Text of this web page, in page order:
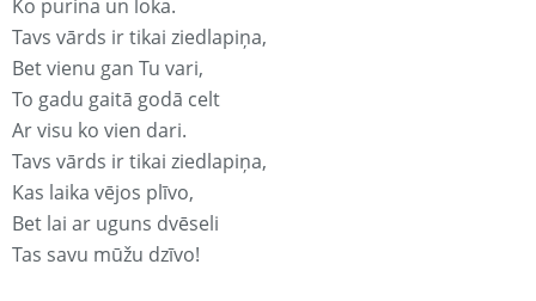
Ko purina un loka.
Tavs vārds ir tikai ziedlapiņa,
Bet vienu gan Tu vari,
To gadu gaitā godā celt
Ar visu ko vien dari.
Tavs vārds ir tikai ziedlapiņa,
Kas laika vējos plīvo,
Bet lai ar uguns dvēseli
Tas savu mūžu dzīvo!